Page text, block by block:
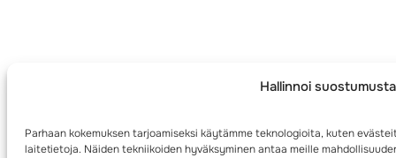
Hallinnoi suostumusta
Parhaan kokemuksen tarjoamiseksi käytämme teknologioita, kuten
laitetietoja. Näiden tekniikoiden hyväksyminen antaa meille